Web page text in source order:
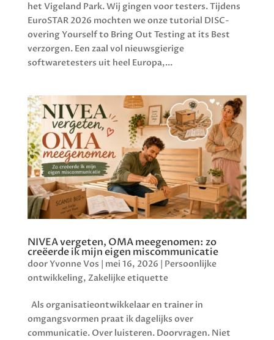
het Vigeland Park. Wij gingen voor testers. Tijdens
EuroSTAR 2026 mochten we onze tutorial DISC-
overing Yourself to Bring Out Testing at its Best
verzorgen. Een zaal vol nieuwsgierige
softwaretesters uit heel Europa,...
NIVEA vergeten, OMA meegenomen: zo
creëerde ik mijn eigen miscommunicatie
doorYvonne Vos | mei 16, 2026 | Persoonlijke
ontwikkeling, Zakelijke etiquette
Als organisatieontwikkelaar en trainer in
omgangsvormen praat ik dagelijks over
communicatie. Over luisteren. Doorvragen. Niet